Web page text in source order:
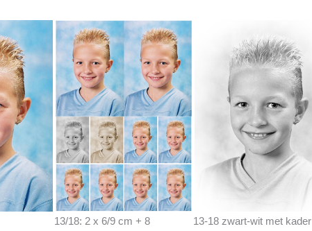
13/18: 2 x 6/9 cm + 8
13-18 zwart-wit met kader